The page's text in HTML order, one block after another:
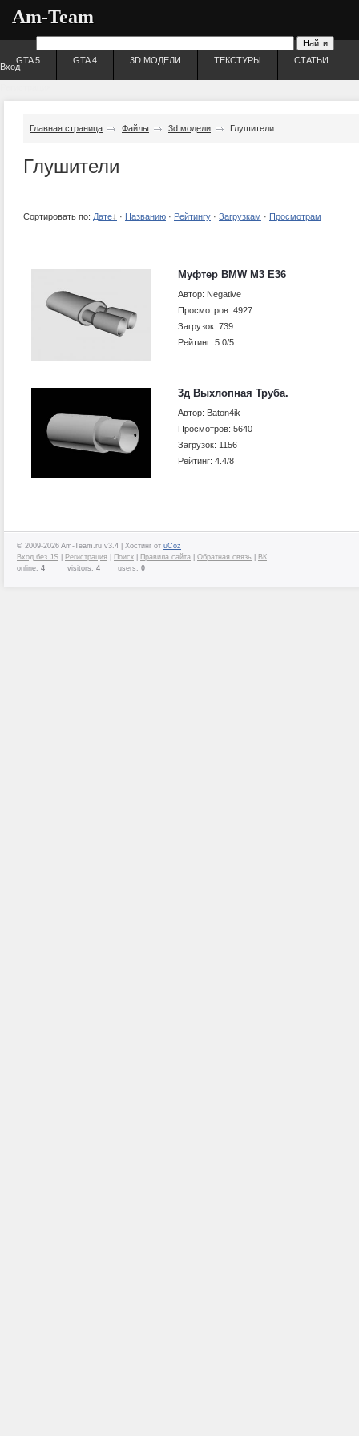
Am-Team
Вход
GTA 5 GTA 4 3D МОДЕЛИ ТЕКСТУРЫ СТАТЬИ
Главная страница Файлы 3d модели Глушители
Глушители
Сортировать по: Дате · Названию · Рейтингу · Загрузкам · Просмотрам
Муфтер BMW M3 E36
Автор: Negative
Просмотров: 4927
Загрузок: 739
Рейтинг: 5.0/5
3д Выхлопная Труба.
Автор: Baton4ik
Просмотров: 5640
Загрузок: 1156
Рейтинг: 4.4/8
© 2009-2026 Am-Team.ru v3.4 | Хостинг от uCoz
Вход без JS
Регистрация Поиск Правила сайта Обратная связь
ВК
online: 4 visitors: 4 users: 0